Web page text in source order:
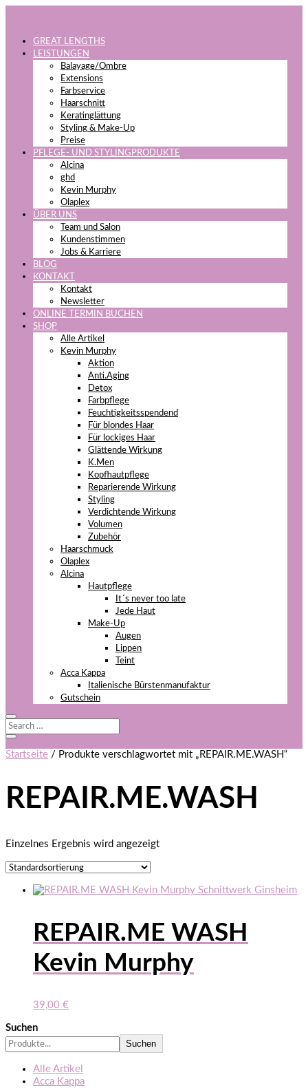
GREAT LENGTHS
LEISTUNGEN
Balayage/Ombre
Extensions
Farbservice
Haarschnitt
Keratinglättung
Styling & Make-Up
Preise
PFLEGE- UND STYLINGPRODUKTE
Alcina
ghd
Kevin Murphy
Olaplex
ÜBER UNS
Team und Salon
Kundenstimmen
Jobs & Karriere
BLOG
KONTAKT
Kontakt
Newsletter
ONLINE TERMIN BUCHEN
SHOP
Alle Artikel
Kevin Murphy
Aktion
Anti.Aging
Detox
Farbpflege
Feuchtigkeitsspendend
Für blondes Haar
Für lockiges Haar
Glättende Wirkung
K.Men
Kopfhautpflege
Reparierende Wirkung
Styling
Verdichtende Wirkung
Volumen
Zubehör
Haarschmuck
Olaplex
Alcina
Hautpflege
It´s never too late
Jede Haut
Make-Up
Augen
Lippen
Teint
Acca Kappa
Italienische Bürstenmanufaktur
Gutschein
Startseite / Produkte verschlagwortet mit „REPAIR.ME.WASH“
REPAIR.ME.WASH
Einzelnes Ergebnis wird angezeigt
REPAIR.ME WASH
Kevin Murphy
39,00 €
Suchen
Suchen
Alle Artikel
Acca Kappa